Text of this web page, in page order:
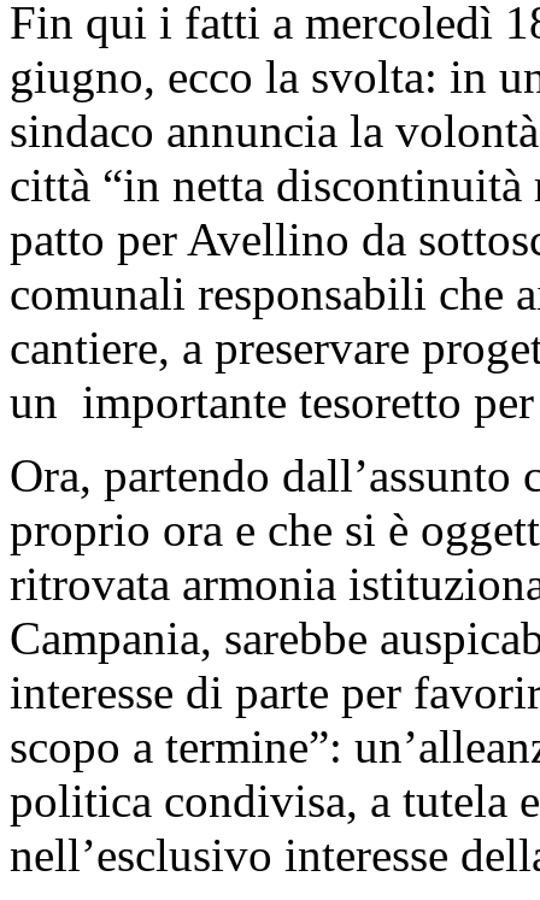
Fin qui i fatti a mercoledì
giugno, ecco la svolta: in
sindaco annuncia la
città “in netta discontinuità
patto per Avellino da
comunali responsabili che
cantiere, a preservare
un importante tesoretto
Ora, partendo
proprio ora e che si è
ritrovata armonia
Campania, sarebbe
interesse di parte per
scopo a termine”:
politica condivisa, a tutela
nell’esclusivo interesse